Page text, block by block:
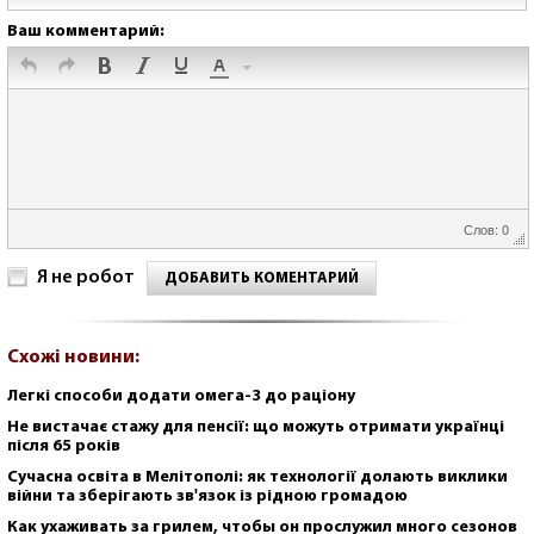
Ваш комментарий:
Слов: 0
Я не робот ДОБАВИТЬ КОМЕНТАРИЙ
Схожі новини:
Легкі способи додати омега-3 до раціону
Не вистачає стажу для пенсії: що можуть отримати українці
після 65 років
Сучасна освіта в Мелітополі: як технології долають виклики
війни та зберігають зв'язок із рідною громадою
Как ухаживать за грилем, чтобы он прослужил много сезонов